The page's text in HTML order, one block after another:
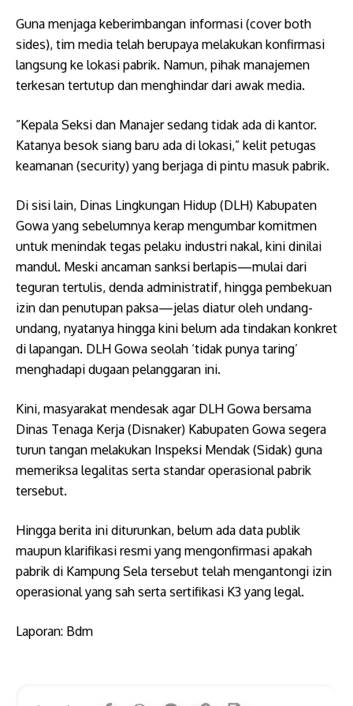
Guna menjaga keberimbangan informasi (cover both
sides), tim media telah berupaya melakukan konfirmasi
langsung ke lokasi pabrik. Namun, pihak manajemen
terkesan tertutup dan menghindar dari awak media.
​”Kepala Seksi dan Manajer sedang tidak ada di kantor.
Katanya besok siang baru ada di lokasi,” kelit petugas
keamanan (security) yang berjaga di pintu masuk pabrik.
Di sisi lain, Dinas Lingkungan Hidup (DLH) Kabupaten
Gowa yang sebelumnya kerap mengumbar komitmen
untuk menindak tegas pelaku industri nakal, kini dinilai
mandul. Meski ancaman sanksi berlapis—mulai dari
teguran tertulis, denda administratif, hingga pembekuan
izin dan penutupan paksa—jelas diatur oleh undang-
undang, nyatanya hingga kini belum ada tindakan konkret
di lapangan. DLH Gowa seolah ‘tidak punya taring’
menghadapi dugaan pelanggaran ini.
​Kini, masyarakat mendesak agar DLH Gowa bersama
Dinas Tenaga Kerja (Disnaker) Kabupaten Gowa segera
turun tangan melakukan Inspeksi Mendak (Sidak) guna
memeriksa legalitas serta standar operasional pabrik
tersebut.
​Hingga berita ini diturunkan, belum ada data publik
maupun klarifikasi resmi yang mengonfirmasi apakah
pabrik di Kampung Sela tersebut telah mengantongi izin
operasional yang sah serta sertifikasi K3 yang legal.
​Laporan: Bdm